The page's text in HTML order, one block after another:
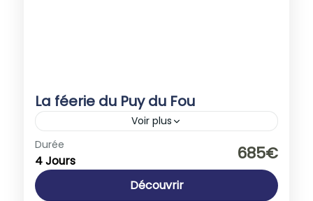
La féerie du Puy du Fou
Voir plus
Europe
1-40 People
Durée
4 Jours 685€
Découvrir